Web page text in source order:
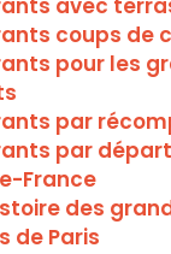
avec
coups de
pour les
par
par
France
des
de Paris